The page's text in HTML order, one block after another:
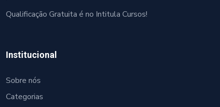
Qualificação Gratuita é no Intitula Cursos!
Institucional
Sobre nós
Categorias